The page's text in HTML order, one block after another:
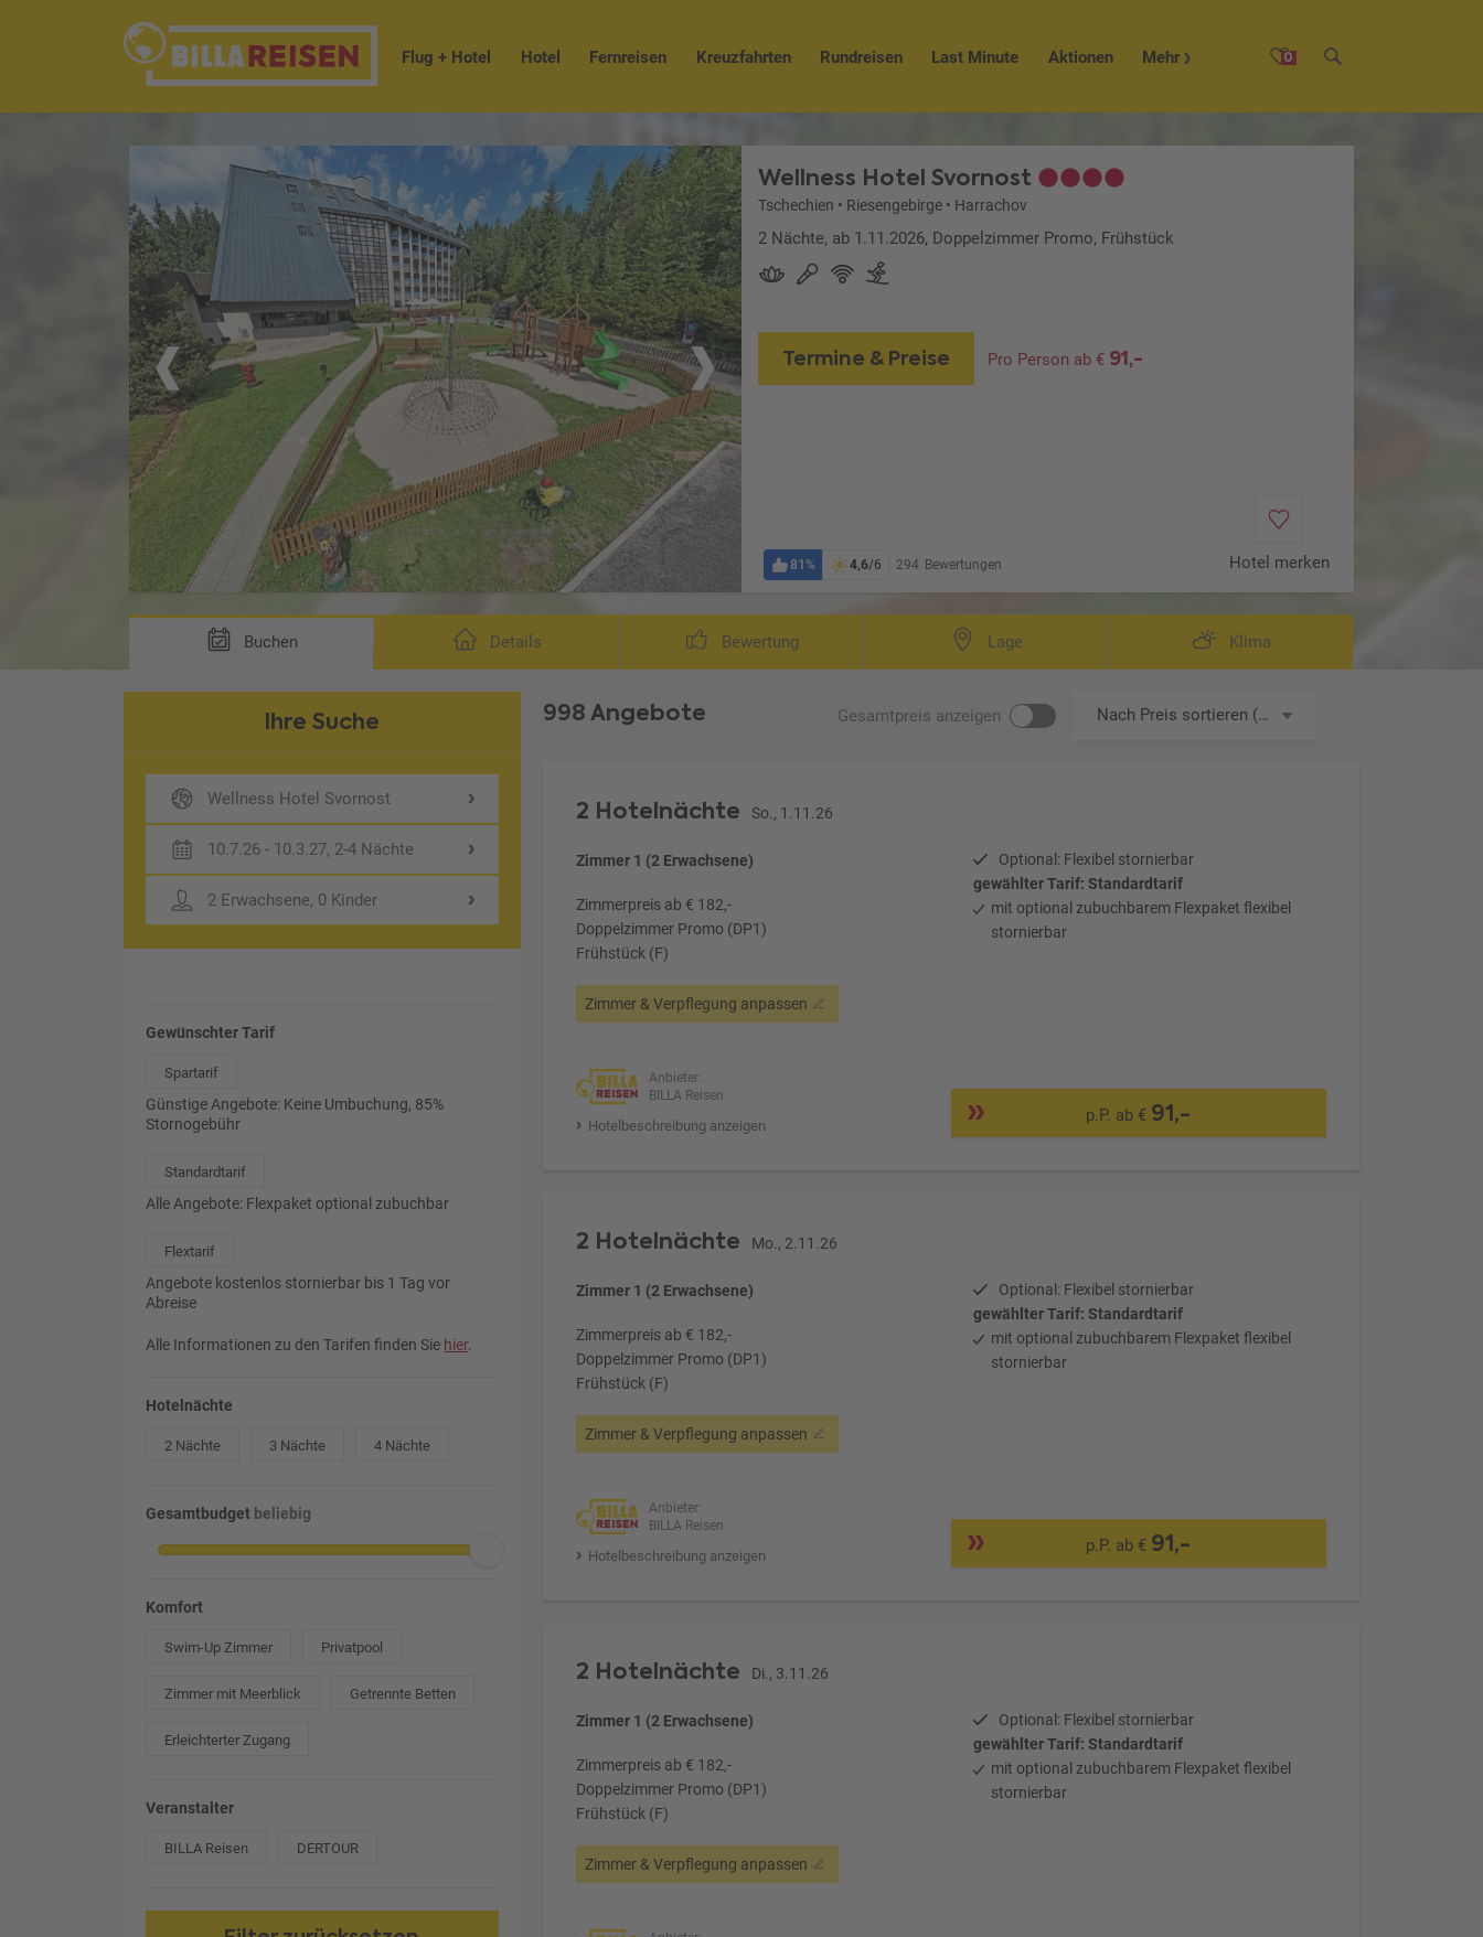
0
Flug + Hotel Hotel Fernreisen Kreuzfahrten Rundreisen Last Minute Aktionen Mehr
Wohnbeispiel Doppelzimmer Superior (Zimmercodierungen DSA, DP4, DS1, DS2, DS3, DC1 & FS1)
Wellness Hotel Svornost
Tschechien • Riesengebirge • Harrachov
2 Nächte, ab 1.11.2026, Doppelzimmer Promo, Frühstück
Termine & Preise Pro Person ab €91,-
81% 4,6/6 294 Bewertungen Hotel merken
Buchen Details Bewertung Lage Klima
Ihre Suche
Wellness Hotel Svornost
10.7.26 - 10.3.27, 2-4 Nächte
2 Erwachsene, 0 Kinder
Gewünschter Tarif
Spartarif
Günstige Angebote: Keine Umbuchung, 85%
Stornogebühr
Standardtarif
Alle Angebote: Flexpaket optional zubuchbar
Flextarif
Angebote kostenlos stornierbar bis 1 Tag vor
Abreise
Alle Informationen zu den Tarifen finden Sie hier.
Hotelnächte
2 Nächte 3 Nächte 4 Nächte
Gesamtbudget beliebig
Komfort
Swim-Up Zimmer Privatpool
Zimmer mit Meerblick Getrennte Betten
Erleichterter Zugang
Veranstalter
BILLA Reisen DERTOUR
998 Angebote Gesamtpreis anzeigen Nach Preis sortieren (aufsteigend)
2 Hotelnächte So., 1.11.26
Zimmer 1 (2 Erwachsene)
Zimmerpreis ab € 182,-
Doppelzimmer Promo (DP1)
Frühstück (F)
Zimmer & Verpflegung anpassen
Optional: Flexibel stornierbar
gewählter Tarif: Standardtarif
mit optional zubuchbarem Flexpaket flexibel
stornierbar
Anbieter:
BILLA Reisen
Hotelbeschreibung anzeigen
p.P. ab € 91,-
2 Hotelnächte Mo., 2.11.26
Zimmer 1 (2 Erwachsene)
Zimmerpreis ab € 182,-
Doppelzimmer Promo (DP1)
Frühstück (F)
Zimmer & Verpflegung anpassen
Optional: Flexibel stornierbar
gewählter Tarif: Standardtarif
mit optional zubuchbarem Flexpaket flexibel
stornierbar
Anbieter:
BILLA Reisen
Hotelbeschreibung anzeigen
p.P. ab € 91,-
2 Hotelnächte Di., 3.11.26
Zimmer 1 (2 Erwachsene)
Zimmerpreis ab € 182,-
Doppelzimmer Promo (DP1)
Frühstück (F)
Zimmer & Verpflegung anpassen
Optional: Flexibel stornierbar
gewählter Tarif: Standardtarif
mit optional zubuchbarem Flexpaket flexibel
stornierbar